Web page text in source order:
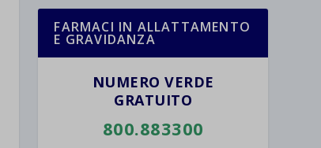
FARMACI IN ALLATTAMENTO
E GRAVIDANZA
NUMERO VERDE
GRATUITO
800.883300